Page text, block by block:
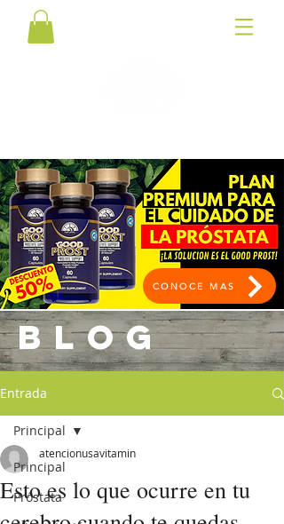
CONOCE MAS
BLOG
Entrada
Principal
Próstata
Principal
Esto es lo que ocurre en tu
atencionusavitamin